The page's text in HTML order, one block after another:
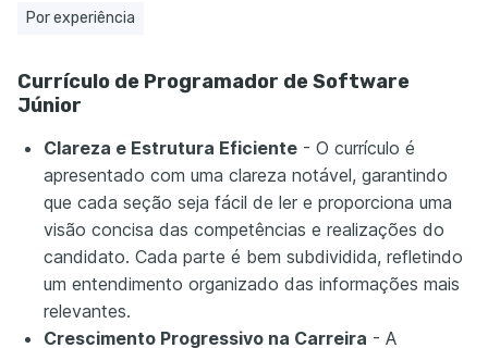
Por experiência
Currículo de Programador de Software
Júnior
Clareza e Estrutura Eficiente - O currículo é
apresentado com uma clareza notável, garantindo
que cada seção seja fácil de ler e proporciona uma
visão concisa das competências e realizações do
candidato. Cada parte é bem subdividida, refletindo
um entendimento organizado das informações mais
relevantes.
Crescimento Progressivo na Carreira - A